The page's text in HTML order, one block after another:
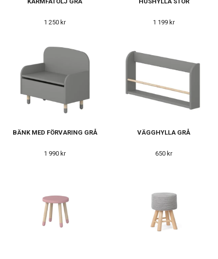
1 250 kr 1 199 kr
BÄNK MED FÖRVARING GRÅ
1 990 kr
VÄGGHYLLA GRÅ
650 kr